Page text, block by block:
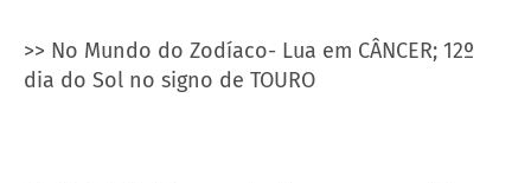
>> No Mundo do Zodíaco- Lua em CÂNCER; 12º
dia do Sol no signo de TOURO